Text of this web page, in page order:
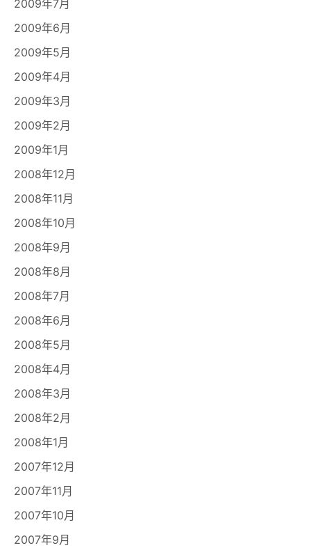
2009年7月
2009年6月
2009年5月
2009年4月
2009年3月
2009年2月
2009年1月
2008年12月
2008年11月
2008年10月
2008年9月
2008年8月
2008年7月
2008年6月
2008年5月
2008年4月
2008年3月
2008年2月
2008年1月
2007年12月
2007年11月
2007年10月
2007年9月